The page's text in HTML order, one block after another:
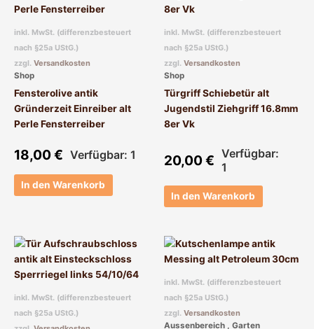
inkl. MwSt. (differenzbesteuert
nach §25a UStG.)
zzgl. Versandkosten
Shop
Fensterolive antik
Gründerzeit Einreiber alt
Perle Fensterreiber
18,00€ Verfügbar: 1
In den Warenkorb
inkl. MwSt. (differenzbesteuert
nach §25a UStG.)
zzgl. Versandkosten
Shop
Türgriff Schiebetür alt
Jugendstil Ziehgriff 16.8mm
8er Vk
20,00€ Verfügbar:
1
In den Warenkorb
inkl. MwSt. (differenzbesteuert
nach §25a UStG.)
inkl. MwSt. (differenzbesteuert
nach §25a UStG.)
zzgl. Versandkosten
Aussenbereich , Garten